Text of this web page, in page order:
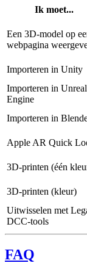
Ik moet...
Een 3D-model op
webpagina
Importeren in Unity
Importeren in Unreal
Engine
Importeren in
Apple AR Quick
3D-printen (één
3D-printen (kleur)
Uitwisselen met
DCC-tools
FAQ